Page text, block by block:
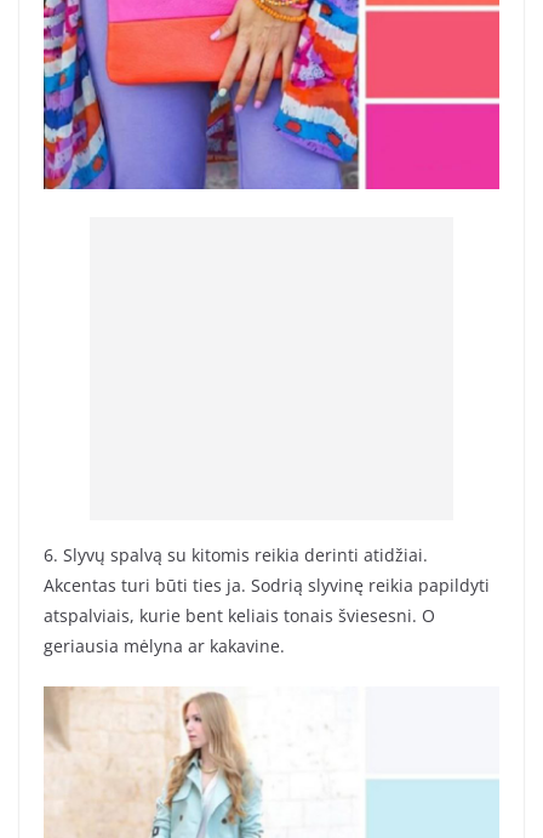
6. Slyvų spalvą su kitomis reikia derinti atidžiai.
Akcentas turi būti ties ja. Sodrią slyvinę reikia papildyti
atspalviais, kurie bent keliais tonais šviesesni. O
geriausia mėlyna ar kakavine.